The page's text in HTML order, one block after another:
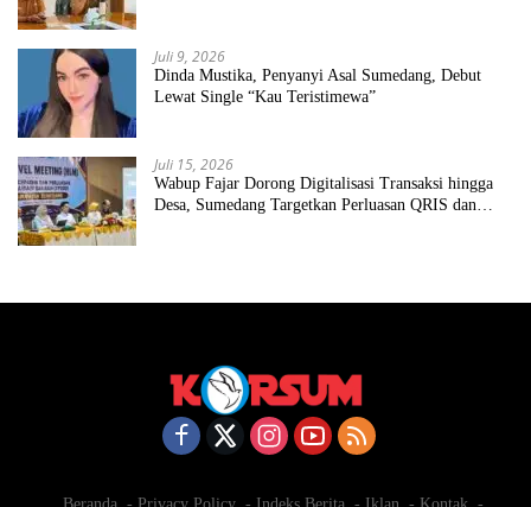
Juli 9, 2026
Dinda Mustika, Penyanyi Asal Sumedang, Debut
Lewat Single “Kau Teristimewa”
Juli 15, 2026
Wabup Fajar Dorong Digitalisasi Transaksi hingga
Desa, Sumedang Targetkan Perluasan QRIS dan